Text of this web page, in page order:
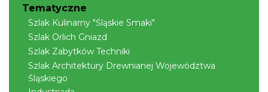
Tematyczne
Szlak Kulinarny "Śląskie Smaki"
Szlak Orlich Gniazd
Szlak Zabytków Techniki
Szlak Architektury Drewnianej Województwa
Śląskiego